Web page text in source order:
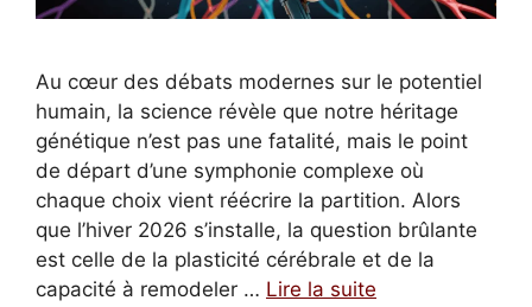
Au cœur des débats modernes sur le potentiel
humain, la science révèle que notre héritage
génétique n’est pas une fatalité, mais le point
de départ d’une symphonie complexe où
chaque choix vient réécrire la partition. Alors
que l’hiver 2026 s’installe, la question brûlante
est celle de la plasticité cérébrale et de la
capacité à remodeler … Lire la suite